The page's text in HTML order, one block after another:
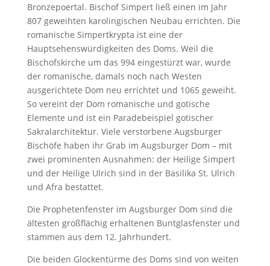
Bronzepoertal. Bischof Simpert ließ einen im Jahr
807 geweihten karolingischen Neubau errichten. Die
romanische Simpertkrypta ist eine der
Hauptsehenswürdigkeiten des Doms. Weil die
Bischofskirche um das 994 eingestürzt war, wurde
der romanische, damals noch nach Westen
ausgerichtete Dom neu errichtet und 1065 geweiht.
So vereint der Dom romanische und gotische
Elemente und ist ein Paradebeispiel gotischer
Sakralarchitektur. Viele verstorbene Augsburger
Bischöfe haben ihr Grab im Augsburger Dom – mit
zwei prominenten Ausnahmen: der Heilige Simpert
und der Heilige Ulrich sind in der Basilika St. Ulrich
und Afra bestattet.
Die Prophetenfenster im Augsburger Dom sind die
ältesten großflächig erhaltenen Buntglasfenster und
stammen aus dem 12. Jahrhundert.
Die beiden Glockentürme des Doms sind von weiten